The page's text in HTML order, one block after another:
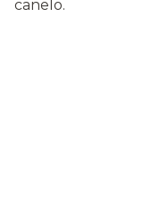
canelo.